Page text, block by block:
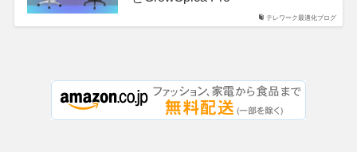
テレワーク最適化ブログ